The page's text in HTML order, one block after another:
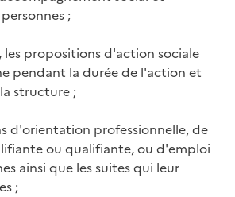
;
les propositions d'action sociale
pendant la durée de l'action et
structure ;
d'orientation professionnelle, de
ou qualifiante, ou d'emploi
ainsi que les suites qui leur
;